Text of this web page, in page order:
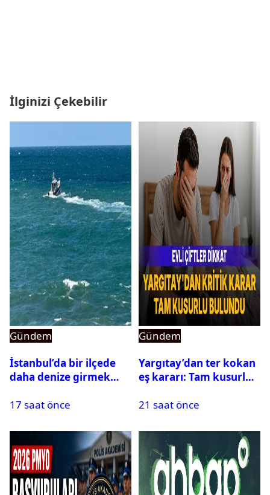
İlginizi Çekebilir
Gündem
İstanbul’da bir ilçede
daha denize girmek
17 saat önce
Gündem
Yargıtay’dan ter kokan
eş kararı: Tam kusurlu
21 saat önce